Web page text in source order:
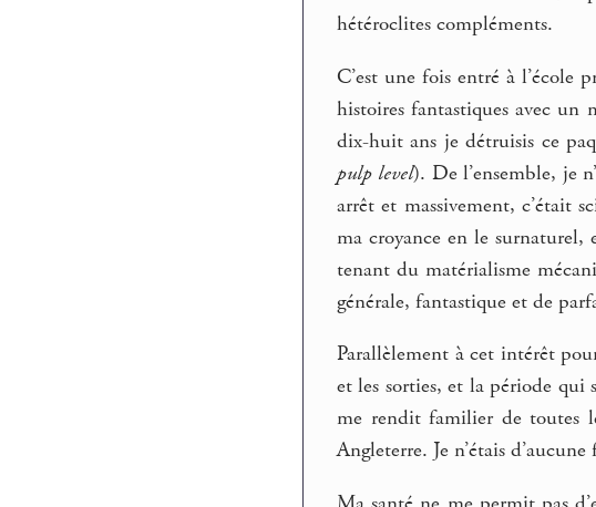
hétéroclites compléments.
C’est une fois entré à l’école
histoires fantastiques avec
dix-huit ans je détruisis ce
pulp level). De l’ensemble, je
arrêt et massivement, c’était
ma croyance en le
tenant du matérialisme
générale, fantastique et de
Parallèlement à cet intérêt
et les sorties, et la période
me rendit familier de toutes
Angleterre. Je n’étais